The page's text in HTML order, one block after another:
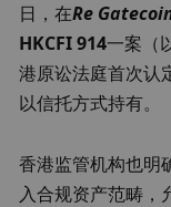
日，在Re
HKCFI 914一案（
港原讼法庭首次认
以信托方式持有。
香港监管机构也明
入合规资产范畴，